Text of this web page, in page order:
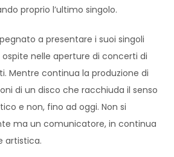
proprio l’ultimo singolo.
a presentare i suoi singoli
nelle aperture di concerti di
Mentre continua la produzione di
di un disco che racchiuda il senso
e non, fino ad oggi. Non si
ma un comunicatore, in continua
artistica.